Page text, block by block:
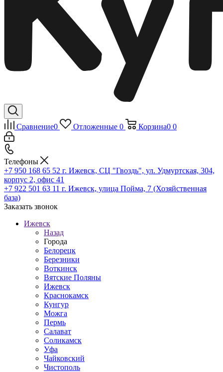
Сравнение0 Отложенные 0 Корзина0 0
Телефоны
+7 950 168 65 52 г. Ижевск, СЦ "Гвоздь", ул. Удмуртская, 304,
корпус 2, офис 41
+7 922 501 63 11 г. Ижевск, улица Пойма, 7 (Хозяйственная
база)
Заказать звонок
Ижевск
Назад
Города
Белорецк
Березники
Воткинск
Вятские Поляны
Ижевск
Краснокамск
Кунгур
Можга
Пермь
Салават
Соликамск
Уфа
Чайковский
Чистополь